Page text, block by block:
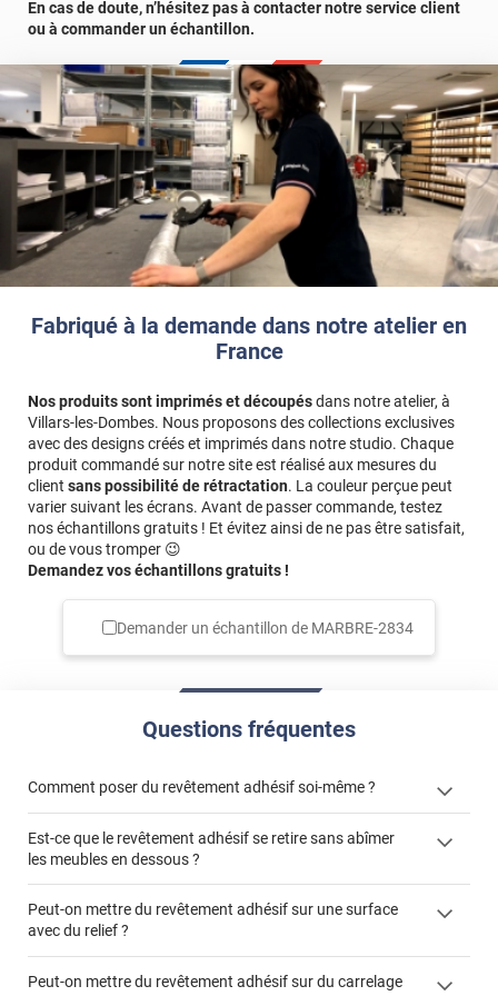
Fabriqué à la demande dans notre atelier en
France
Nos produits sont imprimés et découpésdans notre atelier, à
Villars-les-Dombes. Nous proposons des collections exclusives
avec des designs créés et imprimés dans notre studio. Chaque
produit commandé sur notre site est réalisé aux mesures du
client sans possibilité de rétractation. La couleur perçue peut
varier suivant les écrans. Avant de passer commande, testez
nos échantillons gratuits ! Et évitez ainsi de ne pas être satisfait,
ou de vous tromper 😉
Demandez vos échantillons gratuits !
Demander un échantillon de MARBRE-2834
Questions fréquentes
Comment poser du revêtement adhésif soi-même ?
« Comment poser un revêtement adhésif ? »
Est-ce que le revêtement adhésif se retire sans abîmer
les meubles en dessous ?
Peut-on mettre du revêtement adhésif sur une surface
avec du relief ?
Peut-on mettre du revêtement adhésif sur du carrelage
En cas de doute, n’hésitez pas à contacter notre service client
ou à commander un échantillon.